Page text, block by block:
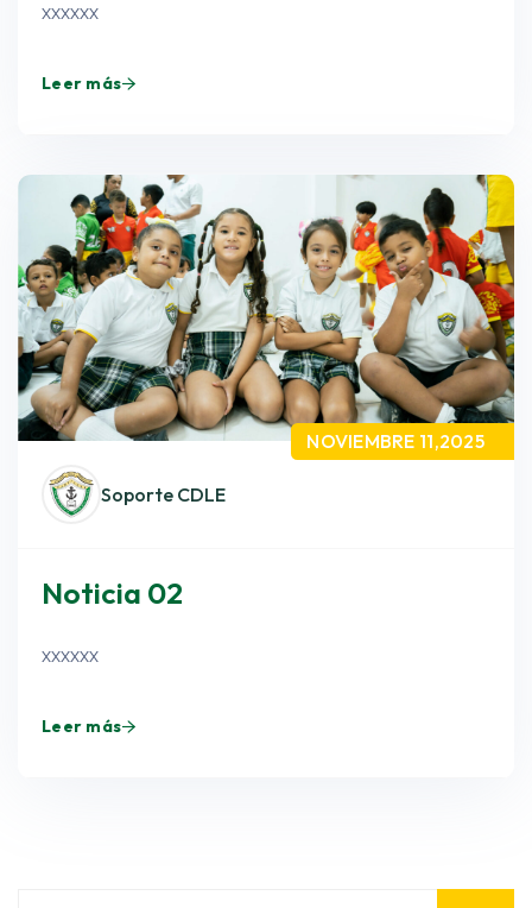
xxxxxx
Leer más
Soporte CDLE
NOVIEMBRE 11,2025
Noticia 02
xxxxxx
Leer más